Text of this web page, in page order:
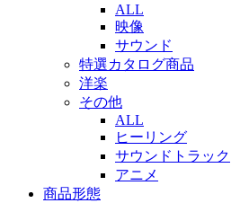
ALL
映像
サウンド
特選カタログ商品
洋楽
その他
ALL
ヒーリング
サウンドトラック
アニメ
商品形態